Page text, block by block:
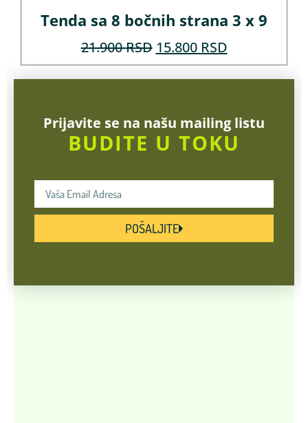
Tenda sa 8 bočnih strana 3 x 9
21.900RSD 15.800 RSD
Prijavite se na našu mailing listu
BUDITE U TOKU
POŠALJITE